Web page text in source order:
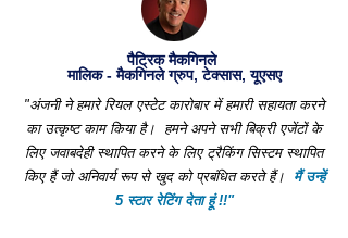
पैट्रिक मैकगिनले
मालिक - मैकगिनले ग्रुप, टेक्सास, यूएसए
"अंजनी ने हमारे रियल एस्टेट कारोबार में हमारी सहायता करने
का उत्कृष्ट काम किया है।
हमने अपने सभी बिक्री एजेंटों के
लिए जवाबदेही स्थापित करने के लिए ट्रैकिंग सिस्टम स्थापित
किए हैं जो अनिवार्य रूप से खुद को प्रबंधित करते हैं।
मैं उन्हें
5 स्टार रेटिंग देता हूं !!"